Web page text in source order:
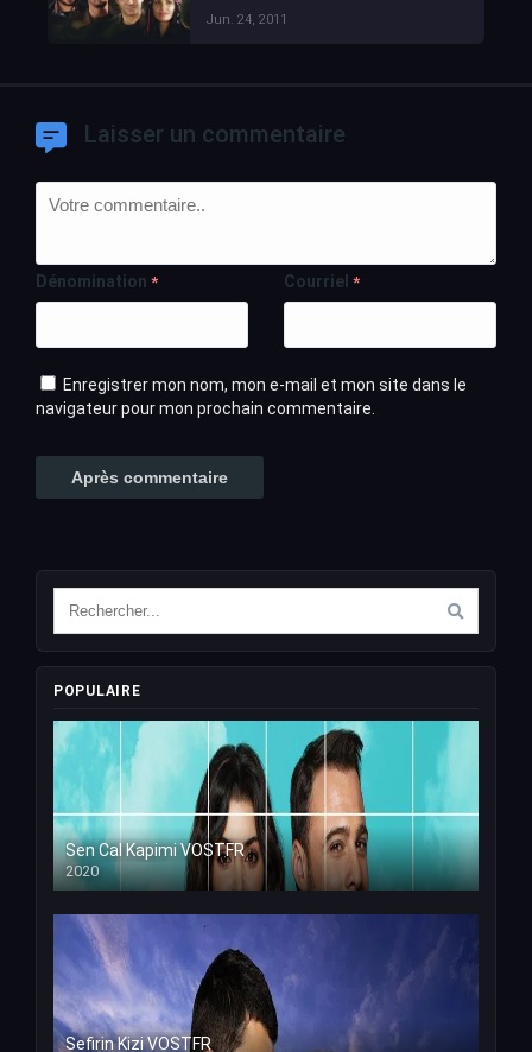
Jun. 24, 2011
Laisser un commentaire
Dénomination * Courriel *
Enregistrer mon nom, mon e-mail et mon site dans le
navigateur pour mon prochain commentaire.
POPULAIRE
Sen Cal Kapimi VOSTFR
2020
Sefirin Kizi VOSTFR